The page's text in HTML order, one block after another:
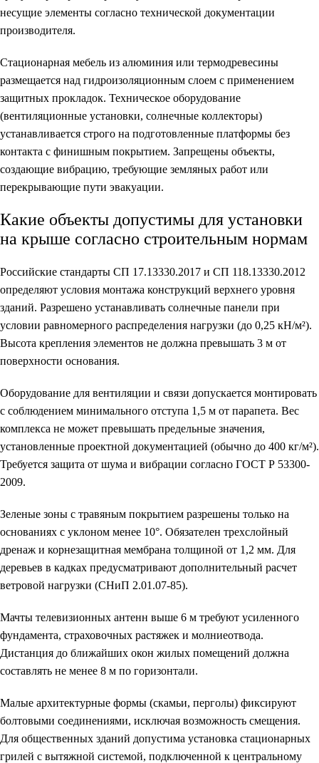
несущие элементы согласно технической документации
производителя.
Стационарная мебель из алюминия или термодревесины
размещается над гидроизоляционным слоем с применением
защитных прокладок. Техническое оборудование
(вентиляционные установки, солнечные коллекторы)
устанавливается строго на подготовленные платформы без
контакта с финишным покрытием. Запрещены объекты,
создающие вибрацию, требующие земляных работ или
перекрывающие пути эвакуации.
Какие объекты допустимы для установки
на крыше согласно строительным нормам
Российские стандарты СП 17.13330.2017 и СП 118.13330.2012
определяют условия монтажа конструкций верхнего уровня
зданий. Разрешено устанавливать солнечные панели при
условии равномерного распределения нагрузки (до 0,25 кН/м²).
Высота крепления элементов не должна превышать 3 м от
поверхности основания.
Оборудование для вентиляции и связи допускается монтировать
с соблюдением минимального отступа 1,5 м от парапета. Вес
комплекса не может превышать предельные значения,
установленные проектной документацией (обычно до 400 кг/м²).
Требуется защита от шума и вибрации согласно ГОСТ Р 53300-
2009.
Зеленые зоны с травяным покрытием разрешены только на
основаниях с уклоном менее 10°. Обязателен трехслойный
дренаж и корнезащитная мембрана толщиной от 1,2 мм. Для
деревьев в кадках предусматривают дополнительный расчет
ветровой нагрузки (СНиП 2.01.07-85).
Мачты телевизионных антенн выше 6 м требуют усиленного
фундамента, страховочных растяжек и молниеотвода.
Дистанция до ближайших окон жилых помещений должна
составлять не менее 8 м по горизонтали.
Малые архитектурные формы (скамьи, перголы) фиксируют
болтовыми соединениями, исключая возможность смещения.
Для общественных зданий допустима установка стационарных
грилей с вытяжной системой, подключенной к центральному